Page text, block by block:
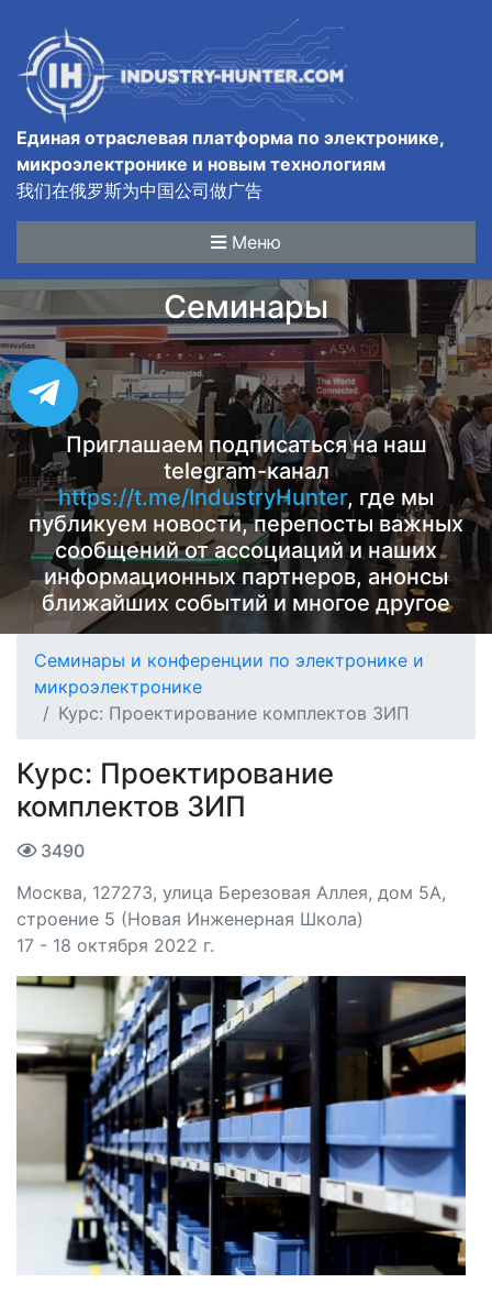
Единая отраслевая платформа по электронике,
микроэлектронике и новым технологиям
我们在俄罗斯为中国公司做广告
Меню
Семинары
Приглашаем подписаться на наш
telegram-канал
https://t.me/IndustryHunter, где мы
публикуем новости, перепосты важных
сообщений от ассоциаций и наших
информационных партнеров, анонсы
ближайших событий и многое другое
Семинары и конференции по электронике и
микроэлектронике
Курс: Проектирование комплектов ЗИП
Курс: Проектирование
комплектов ЗИП
3490
Москва, 127273, улица Березовая Аллея, дом 5А,
строение 5 (Новая Инженерная Школа)
17 - 18 октября 2022 г.